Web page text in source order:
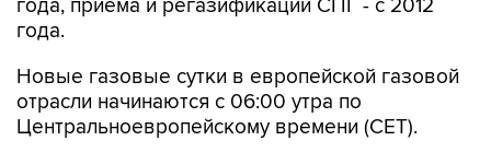
Новые газовые сутки в европейской газовой
Центральноевропейскому времени (CET).
По актуальному прогнозу, средняя